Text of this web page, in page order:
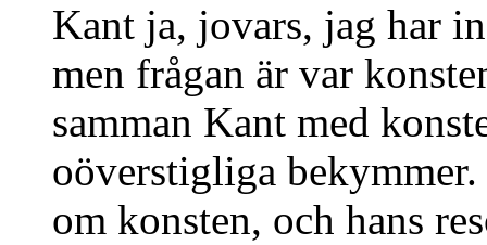
Kant ja, jovars, jag har
men frågan är var
samman Kant med
oöverstigliga
om konsten, och hans